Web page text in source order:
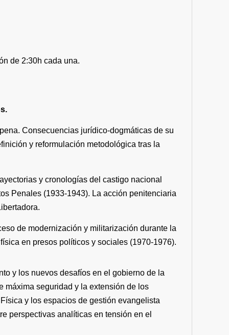
de 2:30h cada una.
Consecuencias jurídico-dogmáticas de su
y reformulación metodológica tras la
y cronologías del castigo nacional
Penales (1933-1943). La acción penitenciaria
de modernización y militarización durante la
en presos políticos y sociales (1970-1976).
y los nuevos desafíos en el gobierno de la
máxima seguridad y la extensión de los
y los espacios de gestión evangelista
perspectivas analíticas en tensión en el